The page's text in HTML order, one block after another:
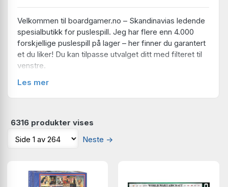
Velkommen til boardgamer.no – Skandinavias ledende
spesialbutikk for puslespill. Jeg har flere enn 4.000
forskjellige puslespill på lager – her finner du garantert
et du liker! Du kan tilpasse utvalget ditt med filteret til
venstre.
Produsent
Ravensburger(858 på lager)
Enjoy
(401 på lager)
Clementoni(357 på lager)
Schmidt (332 på lager)
Trefl(252 på lager)
Les mer
6316 produkter vises
Neste →